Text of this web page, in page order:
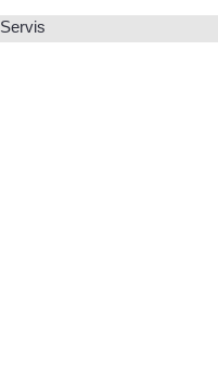
Servis